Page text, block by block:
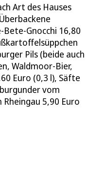
Art des Hauses
Gnocchi 16,80
Pils (beide auch
Waldmoor-Bier,
Euro (0,3 l), Säfte
vom
Rheingau 5,90 Euro